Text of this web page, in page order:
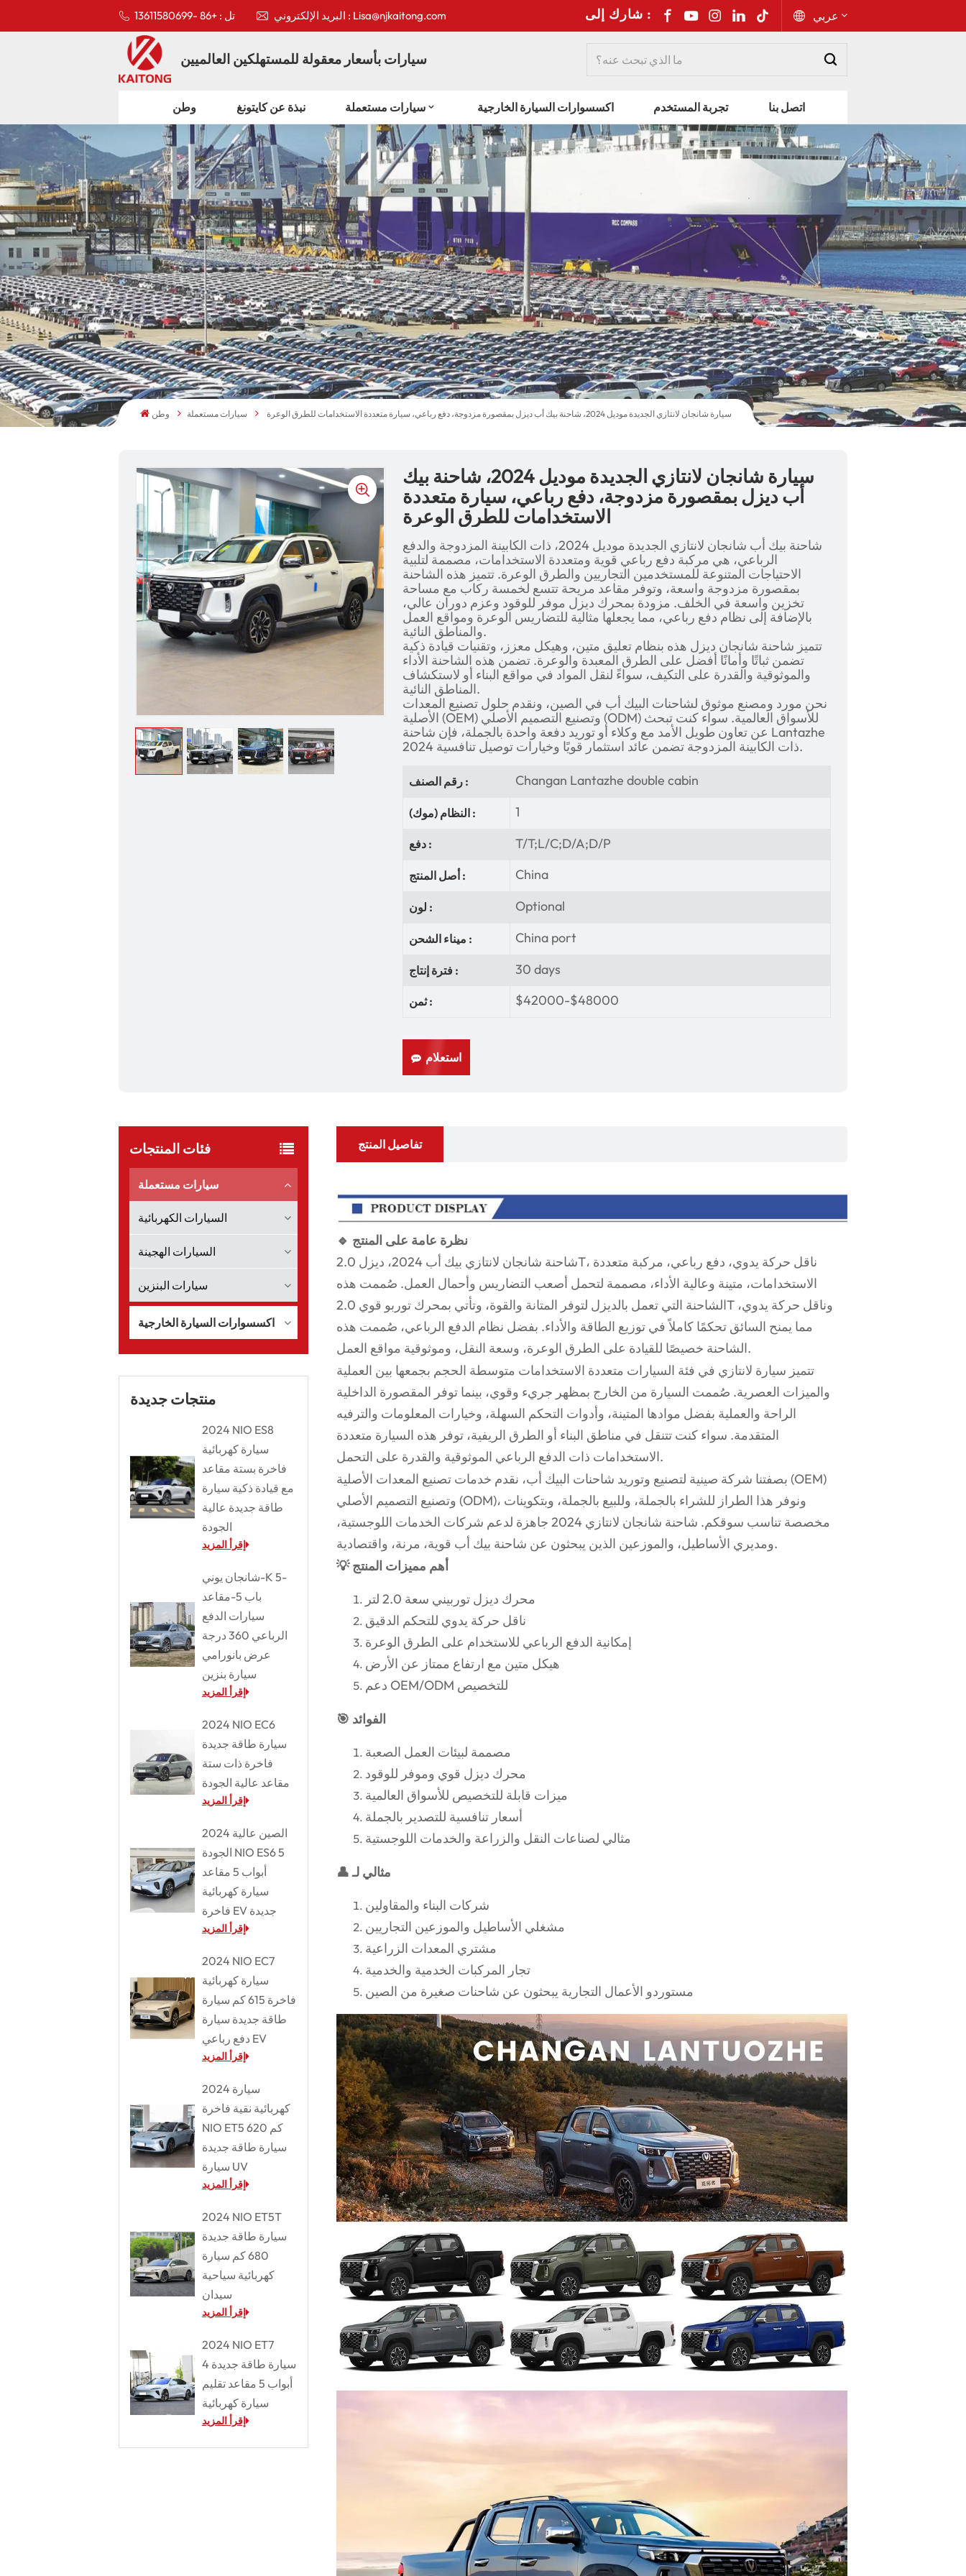
تل : +86 -13611580699 البريد الإلكتروني : Lisa@njkaitong.com شارك إلى : عربي
Русский
Español
Português
عربي
kiswahili
سيارات بأسعار معقولة للمستهلكين العالميين
وطن نبذة عن كايتونغ سيارات مستعملة اكسسوارات السيارة الخارجية تجربة المستخدم اتصل بنا
وطن سيارات مستعملة سيارة شانجان لانتازي الجديدة موديل 2024، شاحنة بيك أب ديزل بمقصورة مزدوجة، دفع رباعي، سيارة متعددة الاستخدامات للطرق الوعرة
سيارة شانجان لانتازي الجديدة موديل 2024، شاحنة بيك
أب ديزل بمقصورة مزدوجة، دفع رباعي، سيارة متعددة
الاستخدامات للطرق الوعرة
شاحنة بيك أب شانجان لانتازي الجديدة موديل 2024، ذات الكابينة المزدوجة والدفع
الرباعي، هي مركبة دفع رباعي قوية ومتعددة الاستخدامات، مصممة لتلبية
الاحتياجات المتنوعة للمستخدمين التجاريين والطرق الوعرة. تتميز هذه الشاحنة
بمقصورة مزدوجة واسعة، وتوفر مقاعد مريحة تتسع لخمسة ركاب مع مساحة
تخزين واسعة في الخلف. مزودة بمحرك ديزل موفر للوقود وعزم دوران عالي،
بالإضافة إلى نظام دفع رباعي، مما يجعلها مثالية للتضاريس الوعرة ومواقع العمل
والمناطق النائية.
تتميز شاحنة شانجان ديزل هذه بنظام تعليق متين، وهيكل معزز، وتقنيات قيادة ذكية
تضمن ثباتًا وأمانًا أفضل على الطرق المعبدة والوعرة. تضمن هذه الشاحنة الأداء
والموثوقية والقدرة على التكيف، سواءً لنقل المواد في مواقع البناء أو لاستكشاف
المناطق النائية.
نحن مورد ومصنع موثوق لشاحنات البيك أب في الصين، ونقدم حلول تصنيع المعدات
الأصلية (OEM) وتصنيع التصميم الأصلي (ODM) للأسواق العالمية. سواء كنت تبحث
عن تعاون طويل الأمد مع وكلاء أو توريد دفعة واحدة بالجملة، فإن شاحنة Lantazhe
2024 ذات الكابينة المزدوجة تضمن عائد استثمار قويًا وخيارات توصيل تنافسية.
رقم الصنف : Changan Lantazhe double cabin
النظام (موك) : 1
دفع : T/T;L/C;D/A;D/P
أصل المنتج : China
لون : Optional
ميناء الشحن : China port
فترة إنتاج : 30 days
ثمن : $42000-$48000
استعلام
فئات المنتجات
سيارات مستعملة
السيارات الكهربائية
السيارات الهجينة
سيارات البنزين
اكسسوارات السيارة الخارجية
منتجات جديدة
2024 NIO ES8
سيارة كهربائية
فاخرة بستة مقاعد
مع قيادة ذكية سيارة
طاقة جديدة عالية
الجودة
إقرأ المزيد
شانجان يوني-K 5-
باب 5-مقاعد
سيارات الدفع
الرباعي 360 درجة
عرض بانورامي
سيارة بنزين
إقرأ المزيد
2024 NIO EC6
سيارة طاقة جديدة
فاخرة ذات ستة
مقاعد عالية الجودة
إقرأ المزيد
2024 الصين عالية
الجودة NIO ES6 5
أبواب 5 مقاعد
سيارة كهربائية
فاخرة EV جديدة
إقرأ المزيد
2024 NIO EC7
سيارة كهربائية
فاخرة 615 كم سيارة
طاقة جديدة سيارة
دفع رباعي EV
إقرأ المزيد
2024 سيارة
كهربائية نقية فاخرة
NIO ET5 620 كم
سيارة طاقة جديدة
سيارة UV
إقرأ المزيد
2024 NIO ET5T
سيارة طاقة جديدة
680 كم سيارة
كهربائية سياحية
سيدان
إقرأ المزيد
2024 NIO ET7
سيارة طاقة جديدة 4
أبواب 5 مقاعد تقليم
سيارة كهربائية
إقرأ المزيد
تفاصيل المنتج
🔹 نظرة عامة على المنتج
شاحنة شانجان لانتازي بيك أب 2024، ديزل 2.0T، ناقل حركة يدوي، دفع رباعي، مركبة متعددة
الاستخدامات، متينة وعالية الأداء، مصممة لتحمل أصعب التضاريس وأحمال العمل. صُممت هذه
الشاحنة التي تعمل بالديزل لتوفر المتانة والقوة، وتأتي بمحرك توربو قوي 2.0T وناقل حركة يدوي،
مما يمنح السائق تحكمًا كاملاً في توزيع الطاقة والأداء. بفضل نظام الدفع الرباعي، صُممت هذه
الشاحنة خصيصًا للقيادة على الطرق الوعرة، وسعة النقل، وموثوقية مواقع العمل.
تتميز سيارة لانتازي في فئة السيارات متعددة الاستخدامات متوسطة الحجم بجمعها بين العملية
والميزات العصرية. صُممت السيارة من الخارج بمظهر جريء وقوي، بينما توفر المقصورة الداخلية
الراحة والعملية بفضل موادها المتينة، وأدوات التحكم السهلة، وخيارات المعلومات والترفيه
المتقدمة. سواء كنت تتنقل في مناطق البناء أو الطرق الريفية، توفر هذه السيارة متعددة
الاستخدامات ذات الدفع الرباعي الموثوقية والقدرة على التحمل.
بصفتنا شركة صينية لتصنيع وتوريد شاحنات البيك أب، نقدم خدمات تصنيع المعدات الأصلية (OEM)
وتصنيع التصميم الأصلي (ODM)، ونوفر هذا الطراز للشراء بالجملة، وللبيع بالجملة، وبتكوينات
مخصصة تناسب سوقكم. شاحنة شانجان لانتازي 2024 جاهزة لدعم شركات الخدمات اللوجستية،
ومديري الأساطيل، والموزعين الذين يبحثون عن شاحنة بيك أب قوية، مرنة، واقتصادية.
💡 أهم مميزات المنتج
محرك ديزل توربيني سعة 2.0 لتر
ناقل حركة يدوي للتحكم الدقيق
إمكانية الدفع الرباعي للاستخدام على الطرق الوعرة
هيكل متين مع ارتفاع ممتاز عن الأرض
دعم OEM/ODM للتخصيص
🎯 الفوائد
مصممة لبيئات العمل الصعبة
محرك ديزل قوي وموفر للوقود
ميزات قابلة للتخصيص للأسواق العالمية
أسعار تنافسية للتصدير بالجملة
مثالي لصناعات النقل والزراعة والخدمات اللوجستية
👤 مثالي لـ
شركات البناء والمقاولين
مشغلي الأساطيل والموزعين التجاريين
مشتري المعدات الزراعية
تجار المركبات الخدمية والخدمية
مستوردو الأعمال التجارية يبحثون عن شاحنات صغيرة من الصين